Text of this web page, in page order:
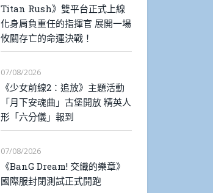
Titan Rush》雙平台正式上線
化身肩負重任的指揮官 展開一場
攸關存亡的命運決戰！
07/08/2026
《少女前線2：追放》主題活動
「月下安魂曲」古堡開放 精英人
形「六分儀」報到
07/08/2026
《BanG Dream! 交織的樂章》
國際服封閉測試正式開跑